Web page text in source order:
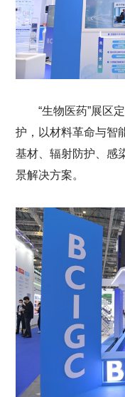
“生物医药”展区
护，以材料革命与智
基材、辐射防护、感
景解决方案。